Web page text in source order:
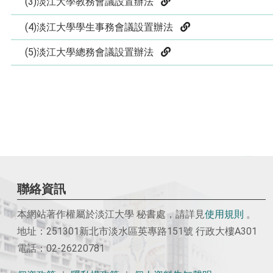
(4)淡江大學學生事務會議設置辦法
(5)淡江大學總務會議設置辦法
聯絡資訊
本網站著作權屬於淡江大學 秘書處，請詳見使用 規則 。
地址：251301新北市淡水區英專路151號 行政大樓A301
電話：02-26220781